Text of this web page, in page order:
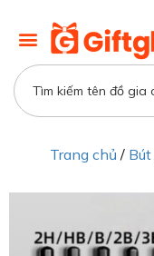
Trang chủ / Bút